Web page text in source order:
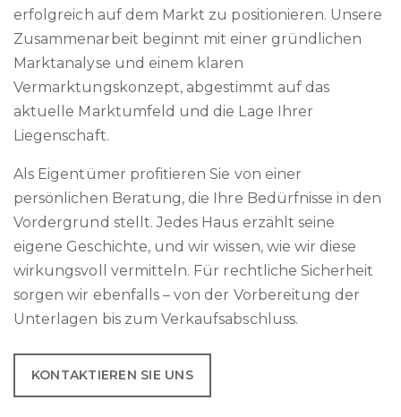
erfolgreich auf dem Markt zu positionieren. Unsere
Zusammenarbeit beginnt mit einer gründlichen
Marktanalyse und einem klaren
Vermarktungskonzept, abgestimmt auf das
aktuelle Marktumfeld und die Lage Ihrer
Liegenschaft.
Als Eigentümer profitieren Sie von einer
persönlichen Beratung, die Ihre Bedürfnisse in den
Vordergrund stellt. Jedes Haus erzählt seine
eigene Geschichte, und wir wissen, wie wir diese
wirkungsvoll vermitteln. Für rechtliche Sicherheit
sorgen wir ebenfalls – von der Vorbereitung der
Unterlagen bis zum Verkaufsabschluss.
KONTAKTIEREN SIE UNS